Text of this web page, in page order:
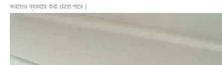
করতেও ব্যবহার করা যেতে পারে।